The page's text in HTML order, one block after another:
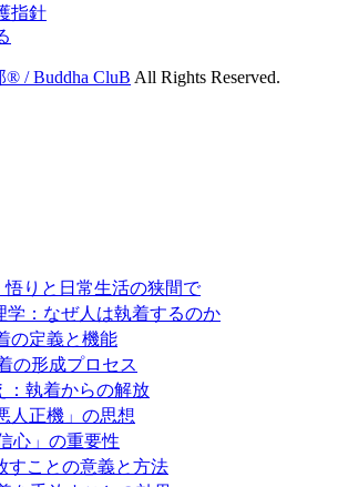
指針
/ Buddha CluB All Rights Reserved.
悟りと日常生活の狭間で
学：なぜ人は執着するのか
の定義と機能
の形成プロセス
：執着からの解放
人正機」の思想
心」の重要性
すことの意義と方法